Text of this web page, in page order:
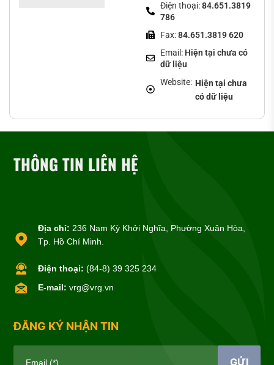
Điện thoại:84.651.3819
786
Fax:84.651.3819 620
Email: Hiện tại chưa có
dữ liệu
Website: Hiện tại chưa
có dữ liệu
THÔNG TIN LIÊN HỆ
Địa chỉ: 236 Nam Kỳ Khởi Nghĩa, Phường Xuân Hòa,
Tp. Hồ Chí Minh.
Điện thoại: (84-8) 39 325 234
E-mail: vrg@vrg.vn
ĐĂNG KÝ NHẬN TIN
Email (*) GỬI